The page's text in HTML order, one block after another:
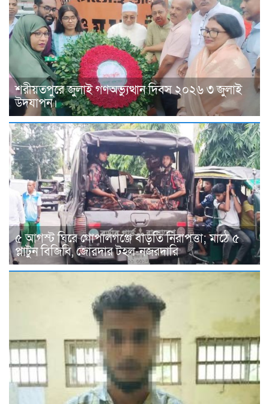
শরীয়তপুরে জুলাই গণঅভ্যুত্থান দিবস ২০২৬ ৩ জুলাই
উদযাপন।
৫ আগস্ট ঘিরে গোপালগঞ্জে বাড়তি নিরাপত্তা; মাঠে ৫
প্লাটুন বিজিবি, জোরদার টহল-নজরদারি